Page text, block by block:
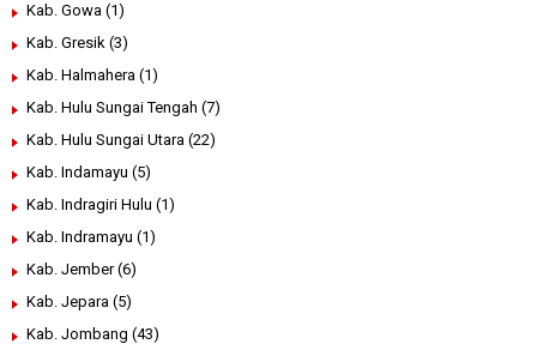
Kab. Gowa (1)
Kab. Gresik (3)
Kab. Halmahera (1)
Kab. Hulu Sungai Tengah (7)
Kab. Hulu Sungai Utara (22)
Kab. Indamayu (5)
Kab. Indragiri Hulu (1)
Kab. Indramayu (1)
Kab. Jember (6)
Kab. Jepara (5)
Kab. Jombang (43)